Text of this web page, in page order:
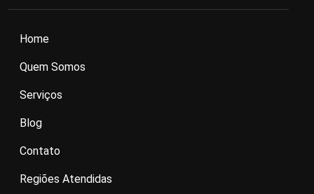
Home
Quem Somos
Serviços
Blog
Contato
Regiões Atendidas